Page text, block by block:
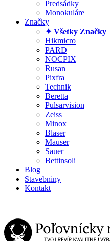
Predsádky
Monokuláre
Značky
✦ Všetky Značky
Hikmicro
PARD
NOCPIX
Rusan
Pixfra
Technik
Beretta
Pulsarvision
Zeiss
Minox
Blaser
Mauser
Sauer
Bettinsoli
Blog
Stavebniny
Kontakt